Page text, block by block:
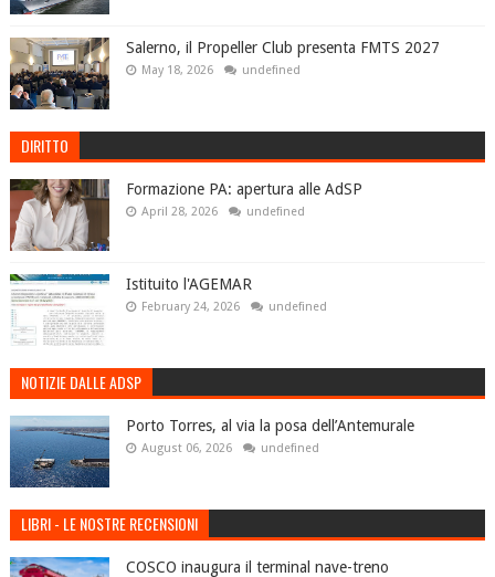
Salerno, il Propeller Club presenta FMTS 2027
May 18, 2026 undefined
DIRITTO
Formazione PA: apertura alle AdSP
April 28, 2026 undefined
Istituito l'AGEMAR
February 24, 2026 undefined
NOTIZIE DALLE ADSP
Porto Torres, al via la posa dell’Antemurale
August 06, 2026 undefined
LIBRI - LE NOSTRE RECENSIONI
COSCO inaugura il terminal nave-treno